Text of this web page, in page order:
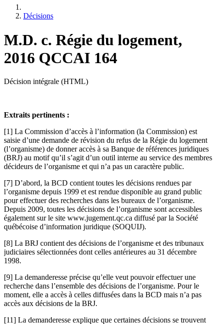
Décisions
M.D. c. Régie du logement,
2016 QCCAI 164
Décision intégrale (HTML)
Extraits pertinents :
[1] La Commission d’accès à l’information (la Commission) est
saisie d’une demande de révision du refus de la Régie du logement
(l’organisme) de donner accès à sa Banque de références juridiques
(BRJ) au motif qu’il s’agit d’un outil interne au service des membres
décideurs de l’organisme et qui n’a pas un caractère public.
[7] D’abord, la BCD contient toutes les décisions rendues par
l’organisme depuis 1999 et est rendue disponible au grand public
pour effectuer des recherches dans les bureaux de l’organisme.
Depuis 2009, toutes les décisions de l’organisme sont accessibles
également sur le site www.jugement.qc.ca diffusé par la Société
québécoise d’information juridique (SOQUIJ).
[8] La BRJ contient des décisions de l’organisme et des tribunaux
judiciaires sélectionnées dont celles antérieures au 31 décembre
1998.
[9] La demanderesse précise qu’elle veut pouvoir effectuer une
recherche dans l’ensemble des décisions de l’organisme. Pour le
moment, elle a accès à celles diffusées dans la BCD mais n’a pas
accès aux décisions de la BRJ.
[11] La demanderesse explique que certaines décisions se trouvent